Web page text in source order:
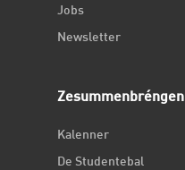
Jobs
Newsletter
Zesummenbréngen
Kalenner
De Studentebal